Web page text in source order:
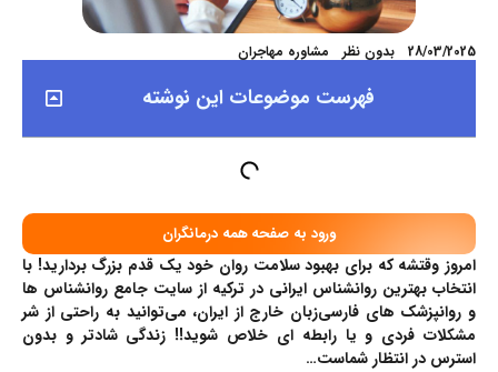
28/03/2025 بدون نظر مشاوره مهاجران
فهرست موضوعات این نوشته
ورود به صفحه همه درمانگران
امروز وقتشه که برای بهبود سلامت روان خود یک قدم بزرگ بردارید! با
انتخاب بهترین روانشناس ایرانی در ترکیه از سایت جامع روانشناس ها
و روانپزشک های فارسی‌زبان خارج از ایران، می‌توانید به راحتی از شر
مشکلات فردی و یا رابطه ای خلاص شوید!! زندگی شادتر و بدون
استرس در انتظار شماست…